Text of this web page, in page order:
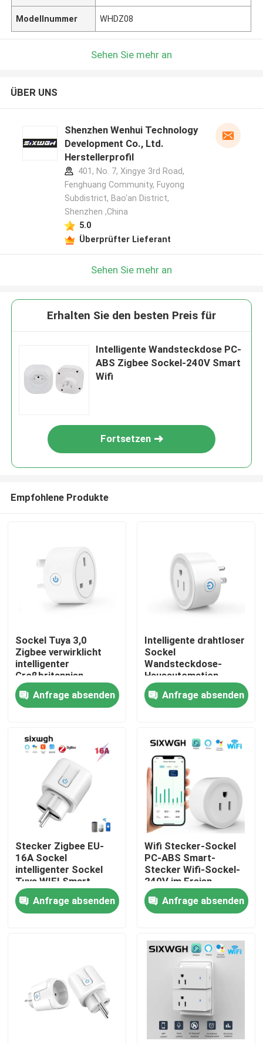
Haus
Produkte
Über uns
Fabrik-Ausflug
Qualitätskontrolle
Treten Sie mit uns in Verbindung
WLAN-Smart-Switches
Modellnummer WHDZ08
Sehen Sie mehr an
ÜBER UNS
Shenzhen Wenhui Technology
Development Co., Ltd.
Herstellerprofil
401, No. 7, Xingye 3rd Road,
Fenghuang Community, Fuyong
Subdistrict, Bao'an District,
Shenzhen ,China
5.0
Überprüfter Lieferant
Sehen Sie mehr an
Erhalten Sie den besten Preis für
Intelligente Wandsteckdose PC-
ABS Zigbee Sockel-240V Smart
Wifi
Fortsetzen
Empfohlene Produkte
Sockel Tuya 3,0
Zigbee verwirklicht
intelligenter
Großbritannien-
Stecker intelligenten
Wifi-Birnen-Sockel
Anfrage absenden
Intelligente drahtloser
Sockel
Wandsteckdose-
Hausautomation
Zigbee US-Stecker
Wifi im Freien
Anfrage absenden
Stecker Zigbee EU-
16A Sockel
intelligenter Sockel
Tuya WIFI Smart
Anfrage absenden
Wifi Stecker-Sockel
PC-ABS Smart-
Stecker Wifi-Sockel-
240V im Freien
Anfrage absenden